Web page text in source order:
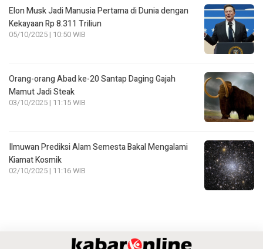
Elon Musk Jadi Manusia Pertama di Dunia dengan
Kekayaan Rp 8.311 Triliun
05/10/2025 | 10:50 WIB
Orang-orang Abad ke-20 Santap Daging Gajah
Mamut Jadi Steak
03/10/2025 | 11:15 WIB
Ilmuwan Prediksi Alam Semesta Bakal Mengalami
Kiamat Kosmik
02/10/2025 | 11:16 WIB